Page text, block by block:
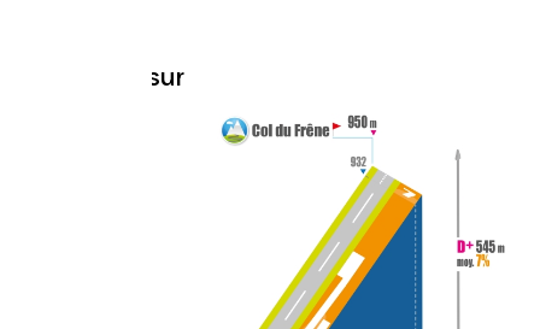
Topo cara sur